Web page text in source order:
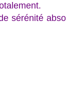
sérénité